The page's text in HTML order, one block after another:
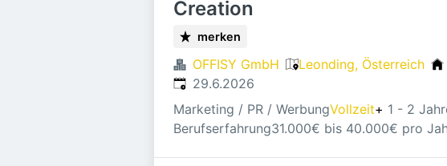
Creation
merken
OFFISY GmbH Leonding, Österreich
Veröffentlicht
29.6.2026
Marketing / PR / WerbungVollzeit+ 1 - 2
Berufserfahrung31.000€ bis 40.000€ pro